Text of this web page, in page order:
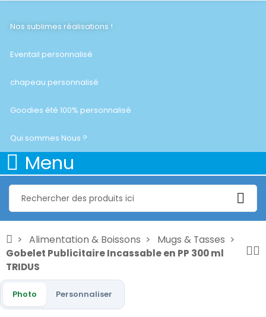
Nos sublimes réalisations !
Eventail personnalisé
chapeau personnalisé
Goodies été 100% personnalisé
Qui sommes Nous ?
Menu
Alimentation & Boissons
Mugs & Tasses
Gobelet Publicitaire Incassable en PP 300 ml
TRIDUS
Photo Personnaliser